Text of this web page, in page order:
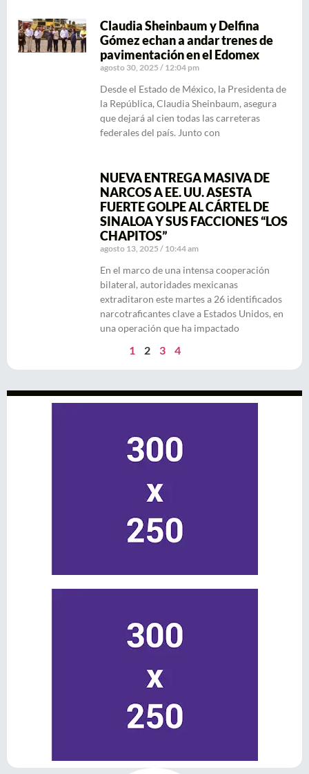
Claudia Sheinbaum y Delfina
Gómez echan a andar trenes de
pavimentación en el Edomex
agosto 30, 2025 12:04 pm
Desde el Estado de México, la Presidenta de
la República, Claudia Sheinbaum, asegura
que dejará al cien todas las carreteras
federales del país. Junto con
NUEVA ENTREGA MASIVA DE
NARCOS A EE. UU. ASESTA
FUERTE GOLPE AL CÁRTEL DE
SINALOA Y SUS FACCIONES “LOS
CHAPITOS”
agosto 13, 2025 10:44 am
En el marco de una intensa cooperación
bilateral, autoridades mexicanas
extraditaron este martes a 26 identificados
narcotraficantes clave a Estados Unidos, en
una operación que ha impactado
1 2 3 4